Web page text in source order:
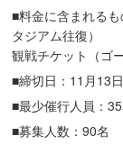
■料金に含まれる
タジアム往復）
観戦チケット（ゴ
■締切日：11月13日
■最少催行人員：
■募集人数：90名